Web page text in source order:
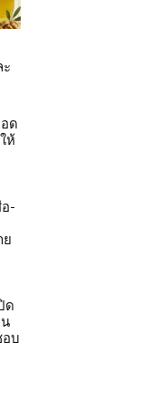
ด
ห้
-
ย
ด
อบ